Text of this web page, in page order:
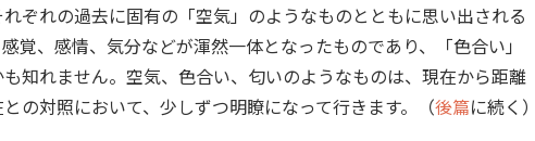
ぞれの過去に固有の「空気」のようなものとともに思い出される
覚、感情、気分などが渾然一体となったものであり、「色合い」
知れません。空気、色合い、匂いのようなものは、現在から距離
の対照において、少しずつ明瞭になって行きます。（後篇に続く）